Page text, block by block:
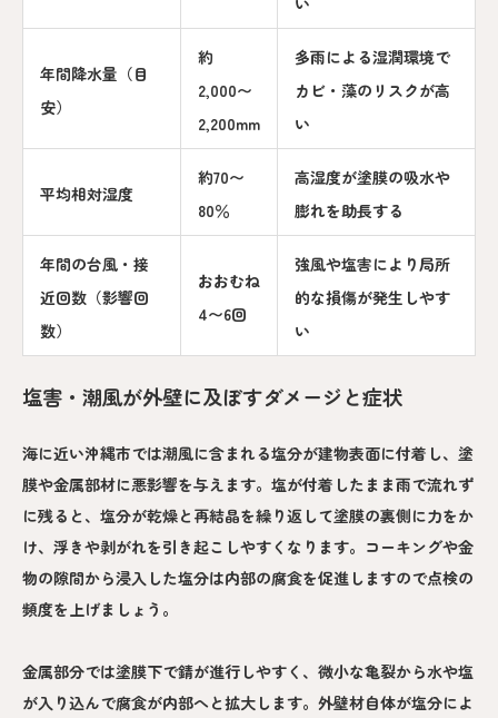
年間降水量（目
安）
約
2,000〜
2,200mm
多雨による湿潤環境で
カビ・藻のリスクが高
い
平均相対湿度
約70〜
80％
高湿度が塗膜の吸水や
膨れを助長する
年間の台風・接
近回数（影響回
数）
おおむね
4〜6回
強風や塩害により局所
的な損傷が発生しやす
い
塩害・潮風が外壁に及ぼすダメージと症状
海に近い沖縄市では潮風に含まれる塩分が建物表面に付着し、塗
膜や金属部材に悪影響を与えます。塩が付着したまま雨で流れず
に残ると、塩分が乾燥と再結晶を繰り返して塗膜の裏側に力をか
け、浮きや剥がれを引き起こしやすくなります。コーキングや金
物の隙間から浸入した塩分は内部の腐食を促進しますので点検の
頻度を上げましょう。
金属部分では塗膜下で錆が進行しやすく、微小な亀裂から水や塩
が入り込んで腐食が内部へと拡大します。外壁材自体が塩分によ